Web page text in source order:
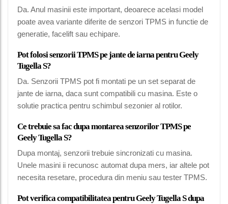
Da. Anul masinii este important, deoarece acelasi model
poate avea variante diferite de senzori TPMS in functie de
generatie, facelift sau echipare.
Pot folosi senzorii TPMS pe jante de iarna pentru Geely
Tugella S?
Da. Senzorii TPMS pot fi montati pe un set separat de
jante de iarna, daca sunt compatibili cu masina. Este o
solutie practica pentru schimbul sezonier al rotilor.
Ce trebuie sa fac dupa montarea senzorilor TPMS pe
Geely Tugella S?
Dupa montaj, senzorii trebuie sincronizati cu masina.
Unele masini ii recunosc automat dupa mers, iar altele pot
necesita resetare, procedura din meniu sau tester TPMS.
Pot verifica compatibilitatea pentru Geely Tugella S dupa